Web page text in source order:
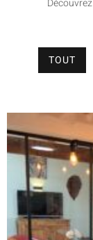
TOUT